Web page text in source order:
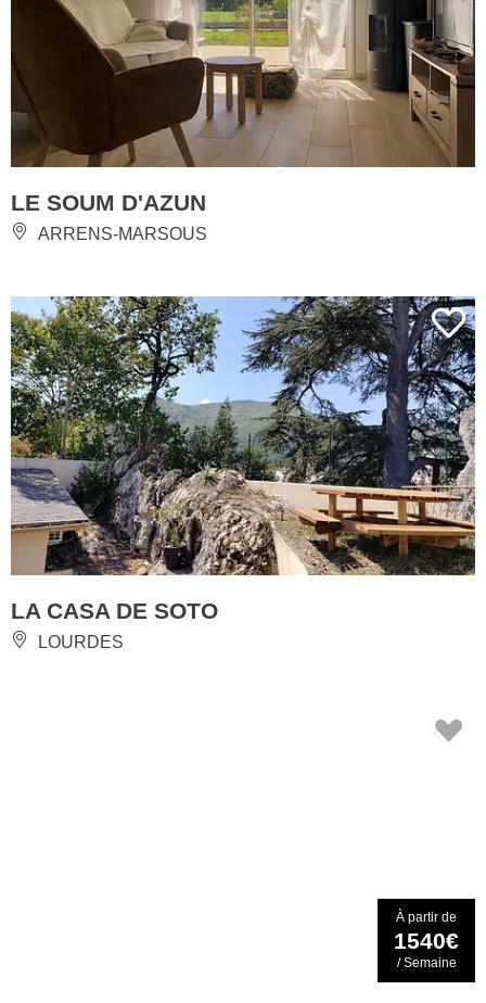
LE SOUM D'AZUN
ARRENS-MARSOUS
LA CASA DE SOTO
LOURDES
À partir de
1540€
/ Semaine